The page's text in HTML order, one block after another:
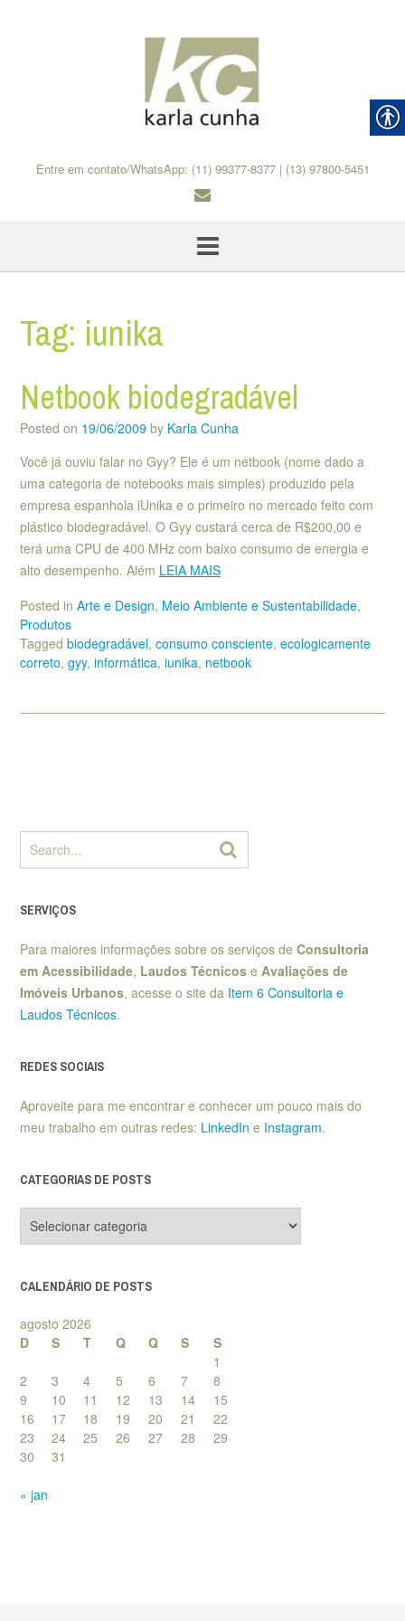
Entre em contato/WhatsApp: (11) 99377-8377 | (13) 97800-5451
Tag: iunika
Netbook biodegradável
Posted on 19/06/2009 by Karla Cunha
Você já ouviu falar no Gyy? Ele é um netbook (nome dado a
uma categoria de notebooks mais simples) produzido pela
empresa espanhola iUnika e o primeiro no mercado feito com
plástico biodegradável. O Gyy custará cerca de R$200,00 e
terá uma CPU de 400 MHz com baixo consumo de energia e
alto desempenho. Além LEIA MAIS
Posted in Arte e Design, Meio Ambiente e Sustentabilidade,
Produtos
Tagged biodegradável, consumo consciente, ecologicamente
correto, gyy, informática, iunika, netbook
SERVIÇOS
Para maiores informações sobre os serviços de Consultoria
em Acessibilidade, Laudos Técnicos e Avaliações de
Imóveis Urbanos, acesse o site da Item 6 Consultoria e
Laudos Técnicos.
REDES SOCIAIS
Aproveite para me encontrar e conhecer um pouco mais do
meu trabalho em outras redes: LinkedIn e Instagram.
CATEGORIAS DE POSTS
de
CALENDÁRIO DE POSTS
agosto 2026
D
S T Q Q S
S
1
2
3 4 5 6 7
8
9
10 11 12 13 14
15
16
17 18 19 20 21
22
23
24 25 26 27 28
29
30
31
« jan